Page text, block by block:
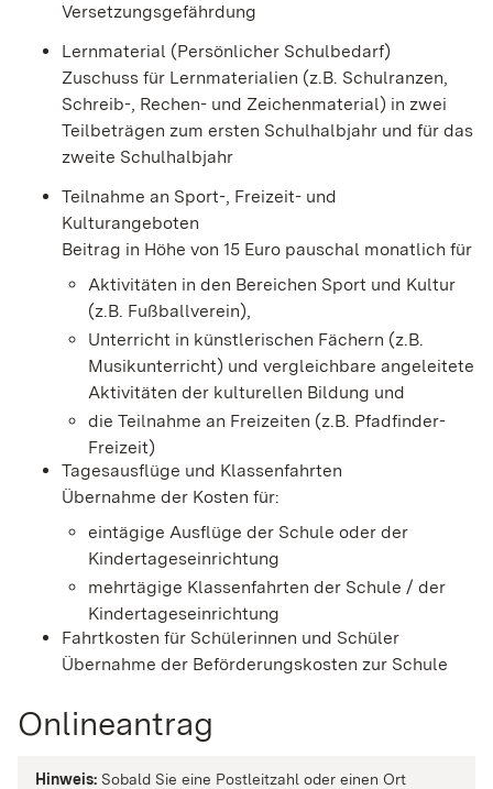
Versetzungsgefährdung
Lernmaterial (Persönlicher Schulbedarf)
Zuschuss für Lernmaterialien (z.B. Schulranzen,
Schreib-, Rechen- und Zeichenmaterial) in zwei
Teilbeträgen zum ersten Schulhalbjahr und für das
zweite Schulhalbjahr
Teilnahme an Sport-, Freizeit- und
Kulturangeboten
Beitrag in Höhe von 15 Euro pauschal monatlich für
Aktivitäten in den Bereichen Sport und Kultur
(z.B. Fußballverein),
Unterricht in künstlerischen Fächern (z.B.
Musikunterricht) und vergleichbare angeleitete
Aktivitäten der kulturellen Bildung und
die Teilnahme an Freizeiten (z.B. Pfadfinder-
Freizeit)
Tagesausflüge und Klassenfahrten
Übernahme der Kosten für:
eintägige Ausflüge der Schule oder der
Kindertageseinrichtung
mehrtägige Klassenfahrten der Schule / der
Kindertageseinrichtung
Fahrtkosten für Schülerinnen und Schüler
Übernahme der Beförderungskosten zur Schule
Onlineantrag
Hinweis: Sobald Sie eine Postleitzahl oder einen Ort